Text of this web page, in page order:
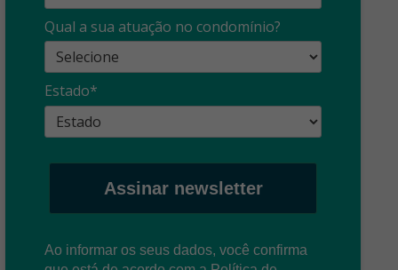
Qual a sua atuação no condomínio?
Estado*
Assinar newsletter
Ao informar os seus dados, você confirma